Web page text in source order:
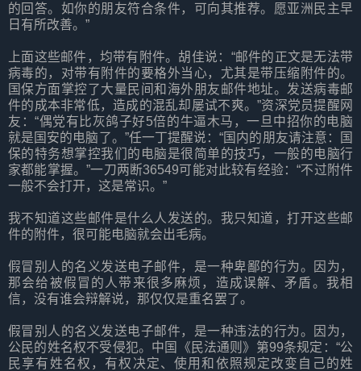
的回答。如你的朋友符合条件，可向其推荐。愿亚洲民主早
日有所改善。”
上面这些邮件，均带有附件。胡佳说：“邮件的正文是无法带
病毒的，对带有附件的要格外当心，尤其是带压缩附件的。
国保方面掌控了大量民间和海外朋友邮件地址。发送病毒邮
件的成本非常低，造成的混乱却屡试不爽。”资深党员提醒网
友：“偶党有比灰鸽子好5倍的牛逼木马，一旦中招你的电脑
就是国安的电脑了。”任一丁提醒说：“国内的朋友请注意：国
保的特务想掌控我们的电脑是很简单的技巧，一般的电脑行
家都能掌握。”一刀两断36549可能对此较有经验：“不过附件
一般不会打开，这是常识。”
我不知道这些邮件是什么人发送的。我只知道，打开这些邮
件的附件，很可能电脑就会出毛病。
假冒别人的名义发送电子邮件，是一种卑鄙的行为。因为，
那会给被假冒的人带来很多麻烦，造成误解、矛盾。我相
信，没有谁会辩解说，那仅仅是重名罢了。
假冒别人的名义发送电子邮件，是一种违法的行为。因为，
公民的姓名权不受侵犯。中国《民法通则》第99条规定：“公
民享有姓名权，有权决定、使用和依照规定改变自己的姓